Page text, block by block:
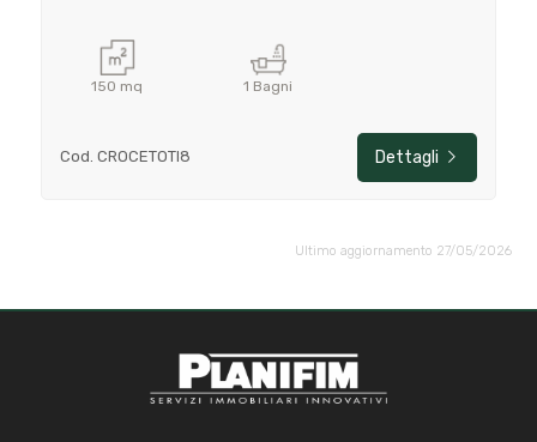
150 mq 1 Bagni
Cod. CROCETOTI8 Dettagli
Ultimo aggiornamento 27/05/2026